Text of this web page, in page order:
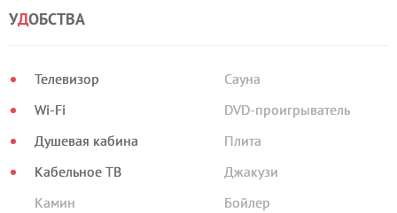
УДОБСТВА
Телевизор
Wi-Fi
Душевая кабина
Кабельное ТВ
Камин
Сауна
DVD-проигрыватель
Плита
Джакузи
Бойлер